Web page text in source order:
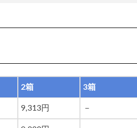
2箱 3箱
9,313円 －